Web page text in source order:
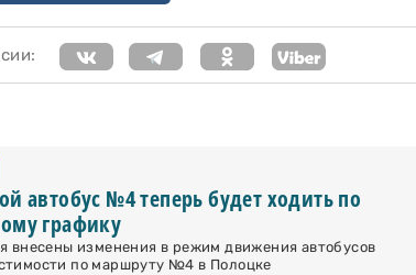
автобус №4 теперь будет ходить по
графику
внесены изменения в режим движения автобусов
по маршруту №4 в Полоцке